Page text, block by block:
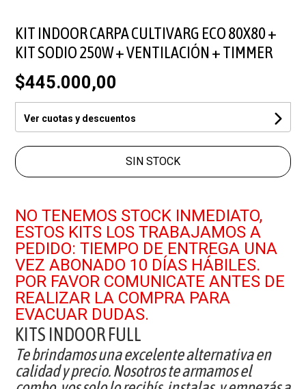
KIT INDOOR CARPA CULTIVARG ECO 80X80 +
KIT SODIO 250W + VENTILACIÓN + TIMMER
$445.000,00
Ver cuotas y descuentos
SIN STOCK
NO TENEMOS STOCK INMEDIATO,
ESTOS KITS LOS TRABAJAMOS A
PEDIDO: TIEMPO DE ENTREGA UNA
VEZ ABONADO 10 DÍAS HÁBILES.
POR FAVOR COMUNICATE ANTES DE
REALIZAR LA COMPRA PARA
EVACUAR DUDAS.
KITS INDOOR FULL
Te brindamos una excelente alternativa en
calidad y precio. Nosotros te armamos el